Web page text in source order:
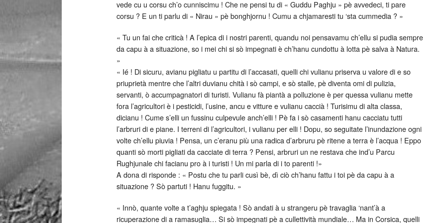
vede cu u corsu ch’o cunniscimu ! Che ne pensi tu di « Guddu Paghju » pè avvedeci, ti pare
corsu ? E un ti parlu di « Nirau » pè bonghjornu ! Cumu a chjamaresti tu ‘sta cummedia ? »
« Tu un fai che criticà ! A l’epica di i nostri parenti, quandu noi pensavamu ch’ellu si pudia sempre
da capu à a situazione, so i mei chi si sò impegnati è ch’hanu cundottu à lotta pè salva à Natura.
»
« Ié ! Di sicuru, avianu pigliatu u partitu di l’accasati, quelli chi vulianu priserva u valore di e so
priuprietà mentre che l’altri duvianu chità i sò campi, e sò stalle, pè diventa omi di pulizia,
servanti, ò accumpagnatori di turisti. Vulianu fà piantà a polluzione è per quessa vulianu mette
fora l’agricultori è i pesticidi, l’usine, ancu e vitture e vulianu caccià ! Turisimu di alta classa,
dicianu ! Cume s’elli un fussinu culpevule anch’elli ! Pè fa i sò casamenti hanu cacciatu tutti
l’arbruri di e piane. I terreni di l’agricultori, i vulianu per elli ! Dopu, so seguitate l’inundazione ogni
volte ch’ellu piuvia ! Pensa, un c’eranu più una radica d’arbruru pè ritene a terra è l’acqua ! Eppo
quanti sò morti pigliati da cacciate di terra ? Pensi, arbruri un ne restava che ind’u Parcu
Rughjunale chi facianu pro à i turisti ! Un mi parla di i to parenti !»
A dona di risponde : « Postu che tu parli cusì bè, dì ciò ch’hanu fattu i toi pè da capu à a
situazione ? Sò partuti ! Hanu fuggitu. »
« Innò, quante volte a t’aghju spiegata ! Sò andati à u strangeru pè travaglia ‘nant’à a
ricuperazione di a ramasuglia… Si sò impegnati pè a cullettività mundiale… Ma in Corsica, quelli